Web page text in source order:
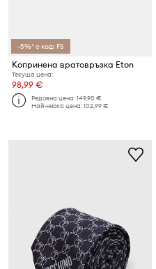
-5%* с код: FS
Копринена вратовръзка Eton
Текуща цена:
98,99 €
Редовна цена:149,90 €
Най-ниска цена:102,99 €